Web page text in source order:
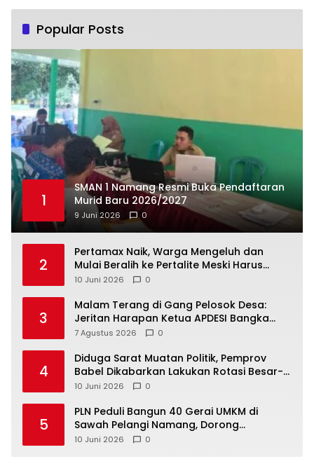
Popular Posts
1
SMAN 1 Namang Resmi Buka Pendaftaran
Murid Baru 2026/2027
9 Juni 2026 0
2
‎Pertamax Naik, Warga Mengeluh dan
Mulai Beralih ke Pertalite Meski Harus
10 Juni 2026 0
3
Malam Terang di Gang Pelosok Desa:
Jeritan Harapan Ketua APDESI Bangka
Tengah untuk PLN Babel
7 Agustus 2026 0
4
‎Diduga Sarat Muatan Politik, Pemprov
Babel Dikabarkan Lakukan Rotasi Besar-
10 Juni 2026 0
5
‎PLN Peduli Bangun 40 Gerai UMKM di
Sawah Pelangi Namang, Dorong
10 Juni 2026 0